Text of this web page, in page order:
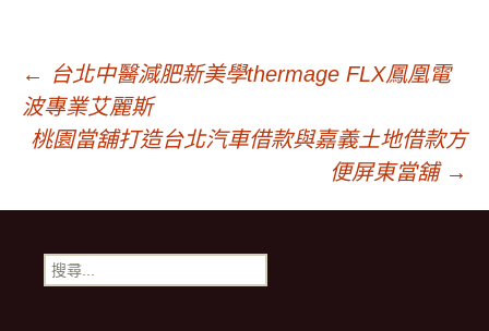
文
章
導
覽
←
台北中醫減肥新美學thermage FLX鳳凰電
波專業艾麗斯
桃園當舖打造台北汽車借款與嘉義土地借款方
便屏東當舖 →
搜
尋